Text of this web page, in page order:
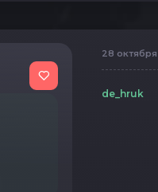
28
de_hruk